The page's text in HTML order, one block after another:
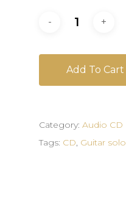
Add To Cart
Category: Audio CD
Tags: CD, Guitar solo